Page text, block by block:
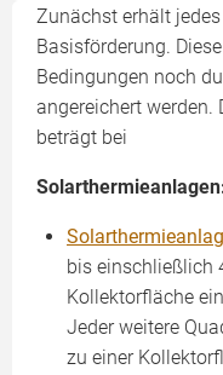
Zunächst erhält
Basisförderung.
Bedingungen noch
angereichert werden.
beträgt bei
bis einschließlich
Kollektorfläche
Jeder weitere
zu einer